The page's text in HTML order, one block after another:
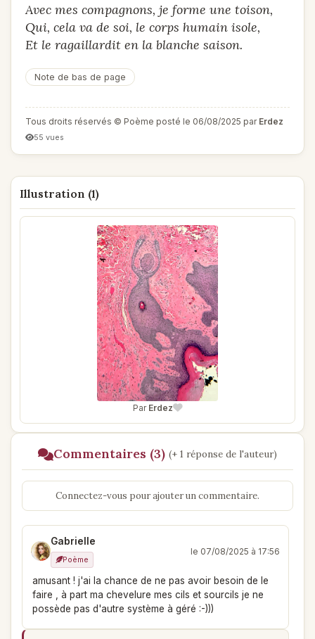
Avec mes compagnons, je forme une toison,
Qui, cela va de soi, le corps humain isole,
Et le ragaillardit en la blanche saison.
Note de bas de page
Tous droits réservés © Poème posté le 06/08/2025 par Erdez
55 vues
Illustration (1)
Par Erdez
Commentaires (3) (+ 1 réponse de l'auteur)
Connectez-vous pour ajouter un commentaire.
Gabrielle
Poème
le 07/08/2025 à 17:56
amusant ! j'ai la chance de ne pas avoir besoin de le
faire , à part ma chevelure mes cils et sourcils je ne
possède pas d'autre système à géré :-)))